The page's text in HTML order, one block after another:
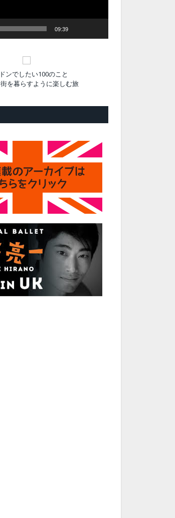
09:39
ンでしたい100のこと
を暮らすように楽しむ旅